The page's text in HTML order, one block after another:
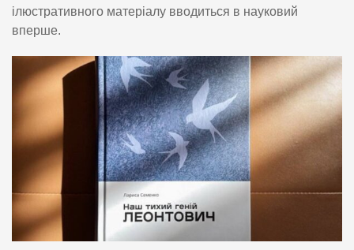
ілюстративного матеріалу вводиться в науковий
вперше.